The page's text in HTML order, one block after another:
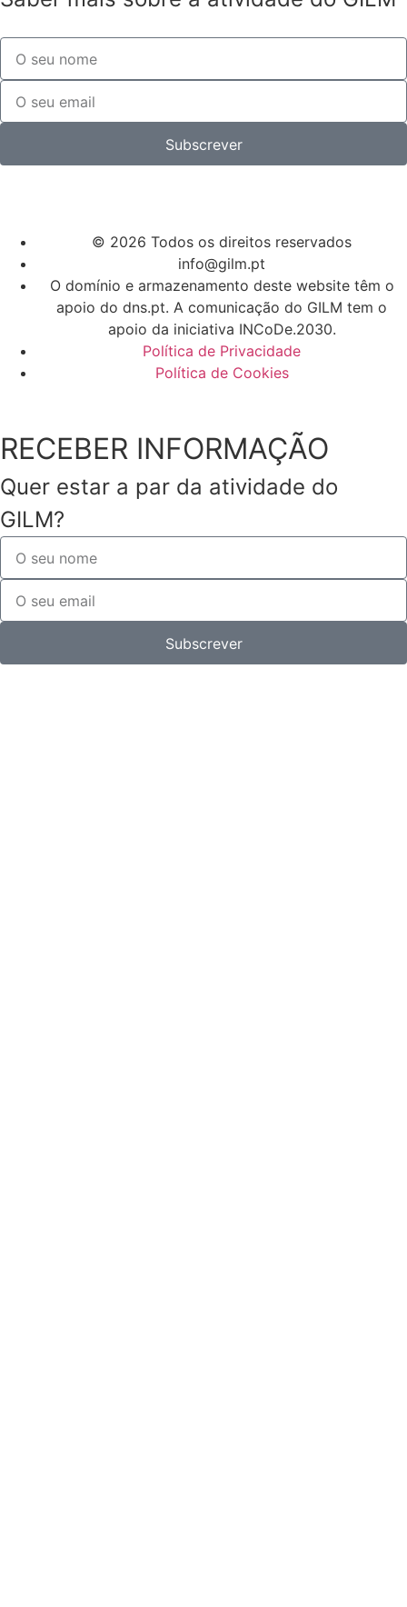
Subscrever
© 2026 Todos os direitos reservados
info@gilm.pt
O domínio e armazenamento deste website têm o
apoio do dns.pt. A comunicação do GILM tem o
apoio da iniciativa INCoDe.2030.
Política de Privacidade
Política de Cookies
RECEBER INFORMAÇÃO
Quer estar a par da atividade do
GILM?
Subscrever